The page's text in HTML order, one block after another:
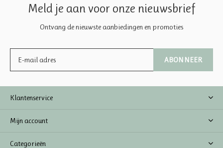
Meld je aan voor onze nieuwsbrief
Ontvang de nieuwste aanbiedingen en promoties
ABONNEER
Klantenservice
Mijn account
Categorieën